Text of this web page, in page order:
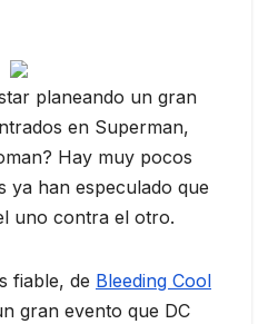
planeando un gran
en Superman,
Hay muy pocos
ya han especulado que
uno contra el otro.
fiable, de Bleeding Cool
gran evento que DC